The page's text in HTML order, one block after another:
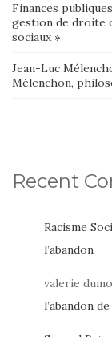
Finances
gestion de droite
sociaux »
Jean-Luc
Mélenchon,
Recent
Racisme
l’abandon
valerie
l’abandon